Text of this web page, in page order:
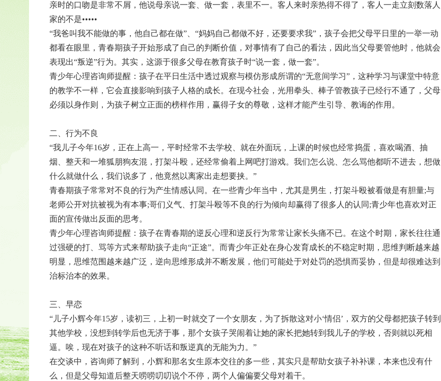
亲时的口吻是非常不屑，他说母亲说一套、做一套，表里不一。客人来时亲热得不得了，客人一走立刻数落人
家的不是•••••
“我爸叫我不能做的事，他自己都在做”、“妈妈自己都做不好，还要要求我”，孩子会把父母平日里的一举一动
都看在眼里，青春期孩子开始形成了自己的判断价值，对事情有了自己的看法，因此当父母要管他时，他就会
表现出“叛逆”行为。其实，这源于很多父母在教育孩子时“说一套，做一套”。
青少年心理咨询师提醒：孩子在平日生活中透过观察与模仿形成所谓的“无意间学习”，这种学习与课堂中特意
的教学不一样，它会直接影响到孩子人格的成长。在现今社会，光用拳头、棒子管教孩子已经行不通了，父母
必须以身作则，为孩子树立正面的榜样作用，赢得子女的尊敬，这样才能产生引导、教诲的作用。
二、行为不良
“我儿子今年16岁，正在上高一，平时经常不去学校、就在外面玩，上课的时候也经常捣蛋，喜欢喝酒、抽
烟、整天和一堆狐朋狗友混，打架斗殴，还经常偷着上网吧打游戏。我们怎么说、怎么骂他都听不进去，想做
什么就做什么，我们说多了，他竟然以离家出走想要挟。”
青春期孩子常常对不良的行为产生情感认同。在一些青少年当中，尤其是男生，打架斗殴被看做是有胆量;与
老师公开对抗被视为有本事;哥们义气、打架斗殴等不良的行为倾向却赢得了很多人的认同;青少年也喜欢对正
面的宣传做出反面的思考。
青少年心理咨询师提醒：孩子在青春期的逆反心理和逆反行为常常让家长头痛不已。在这个时期，家长往往通
过强硬的打、骂等方式来帮助孩子走向“正途”。而青少年正处在身心发育成长的不稳定时期，思维判断越来越
明显，思维范围越来越广泛，逆向思维形成并不断发展，他们可能处于对处罚的恐惧而妥协，但是却很难达到
治标治本的效果。
三、早恋
“儿子小辉今年15岁，读初三，上初一时就交了一个女朋友，为了拆散这对小‘情侣’，双方的父母都把孩子转到
其他学校，没想到转学后也无济于事，那个女孩子哭闹着让她的家长把她转到我儿子的学校，否则就以死相
逼。唉，现在对孩子的这种不听话和叛逆真的无能为力。”
在交谈中，咨询师了解到，小辉和那名女生原本交往的多一些，其实只是帮助女孩子补补课，本来也没有什
么，但是父母知道后整天唠唠叨叨说个不停，两个人偏偏要父母对着干。